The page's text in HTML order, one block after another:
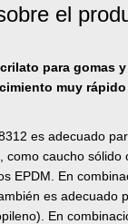
el
para gomas
muy
es adecuado
como caucho sólido
EPDM. En
es adecuado
En